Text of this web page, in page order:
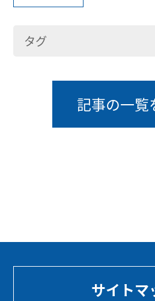
タグ
記事の一覧
サイトマ